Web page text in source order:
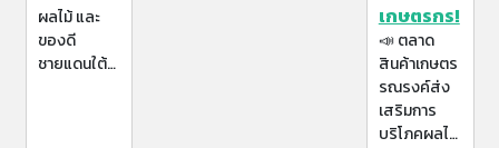
ผลไม้ และ
ของดี
ชายแดนใต้”
เกษตรกร!
📣 ตลาด
สินค้าเกษตร
รณรงค์ส่ง
เสริมการ
บริโภคผลไม้